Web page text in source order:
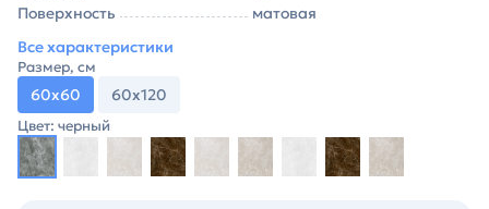
Поверхность
матовая
Все характеристики
Размер, см
60х60 60х120
Цвет: черный